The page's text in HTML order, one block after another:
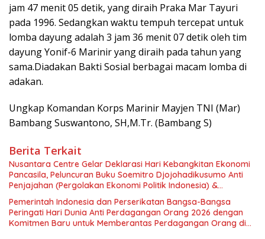
jam 47 menit 05 detik, yang diraih Praka Mar Tayuri
pada 1996. Sedangkan waktu tempuh tercepat untuk
lomba dayung adalah 3 jam 36 menit 07 detik oleh tim
dayung Yonif-6 Marinir yang diraih pada tahun yang
sama.Diadakan Bakti Sosial berbagai macam lomba di
adakan.
Ungkap Komandan Korps Marinir Mayjen TNI (Mar)
Bambang Suswantono, SH,M.Tr. (Bambang S)
Berita Terkait
Nusantara Centre Gelar Deklarasi Hari Kebangkitan Ekonomi
Pancasila, Peluncuran Buku Soemitro Djojohadikusumo Anti
Penjajahan (Pergolakan Ekonomi Politik Indonesia) &
Simposium Nasional “Urgensi Undang-Undang Perekonomian
Nasional dan Kesejahteraan Sosial dalam Menata Bangsa
Menuju Indonesia Emas 2045”,
Pemerintah Indonesia dan Perserikatan Bangsa-Bangsa
Peringati Hari Dunia Anti Perdagangan Orang 2026 dengan
Komitmen Baru untuk Memberantas Perdagangan Orang di